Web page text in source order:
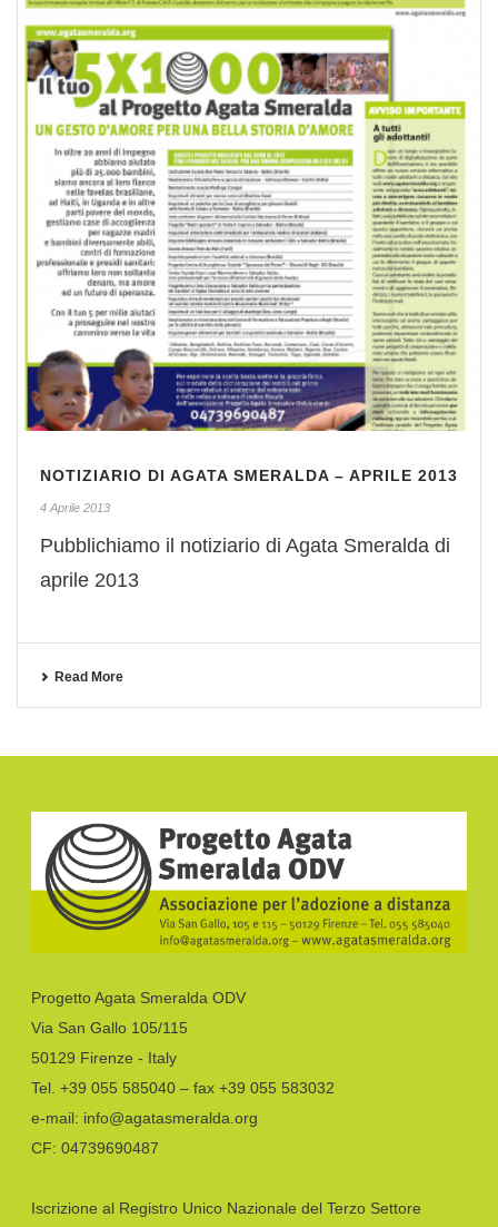
NOTIZIARIO DI AGATA SMERALDA – APRILE 2013
4 Aprile 2013
Pubblichiamo il notiziario di Agata Smeralda di
aprile 2013
Read More
Progetto Agata Smeralda ODV
Via San Gallo 105/115
50129 Firenze - Italy
Tel. +39 055 585040 – fax +39 055 583032
e-mail: info@agatasmeralda.org
CF: 04739690487
Iscrizione al Registro Unico Nazionale del Terzo Settore